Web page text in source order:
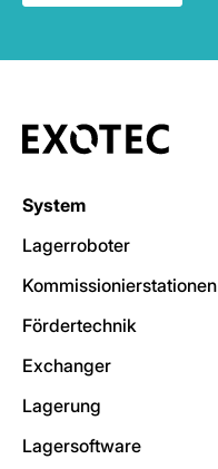
System
Lagerroboter
Kommissionierstationen
Fördertechnik
Exchanger
Lagerung
Lagersoftware